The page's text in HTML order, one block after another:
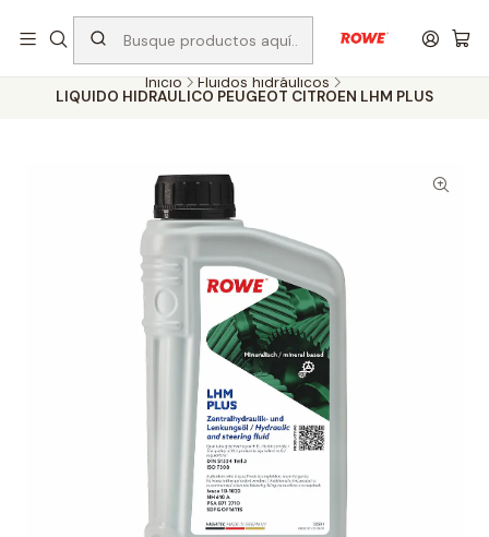
Despacho rápido a todo Chile
Inicio Fluidos hidráulicos
LIQUIDO HIDRAULICO PEUGEOT CITROEN LHM PLUS